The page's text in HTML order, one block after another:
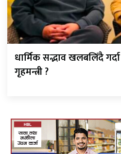
धार्मिक सद्भाव खलबलिँदै
गृहमन्त्री ?